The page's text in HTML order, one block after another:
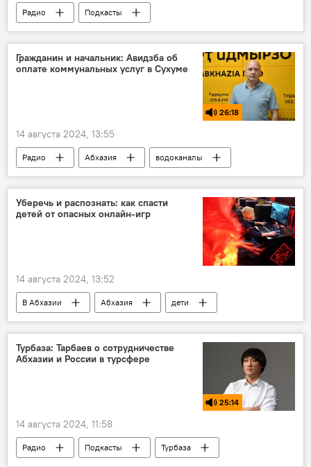
Радио
Подкасты
Отечественная война народа Абхазии (1992-1993)
Гражданин и начальник: Авидзба об
оплате коммунальных услуг в Сухуме
26:18
14 августа 2024, 13:55
Радио Абхазия
водоканалы
оплата
коммунальные службы
водоснабжение
вода
Подкасты
Уберечь и распознать: как спасти
детей от опасных онлайн-игр
14 августа 2024, 13:52
В Абхазии Абхазия
дети
детский омбудсмен
психологи
Турбаза: Тарбаев о сотрудничестве
Абхазии и России в турсфере
25:14
14 августа 2024, 11:58
Радио Подкасты
Турбаза